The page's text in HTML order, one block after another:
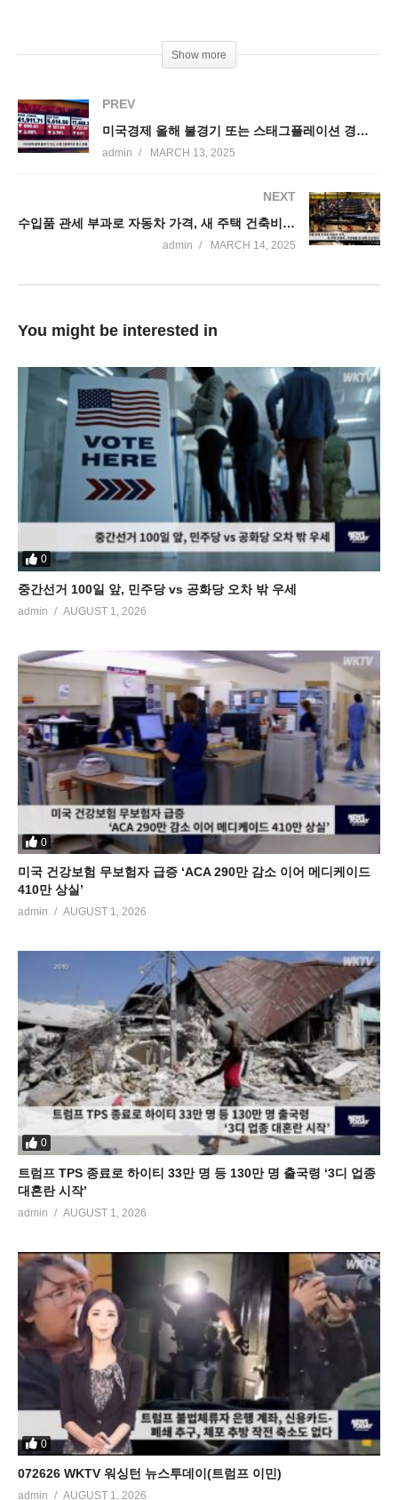
Show more
PREV
미국경제 올해 불경기 또는 스태그플레이션 경고 봇물
admin MARCH 13, 2025
NEXT
수입품 관세 부과로 자동차 가격, 새 주택 건축비, 가전제품 등 대폭 인상된다
admin MARCH 14, 2025
You might be interested in
0
중간선거 100일 앞, 민주당 vs 공화당 오차 밖 우세
admin AUGUST 1, 2026
0
미국 건강보험 무보험자 급증 ‘ACA 290만 감소 이어 메디케이드
410만 상실’
admin AUGUST 1, 2026
0
트럼프 TPS 종료로 하이티 33만 명 등 130만 명 출국령 ‘3디 업종
대혼란 시작’
admin AUGUST 1, 2026
0
072626 WKTV 워싱턴 뉴스투데이(트럼프 이민)
admin AUGUST 1, 2026